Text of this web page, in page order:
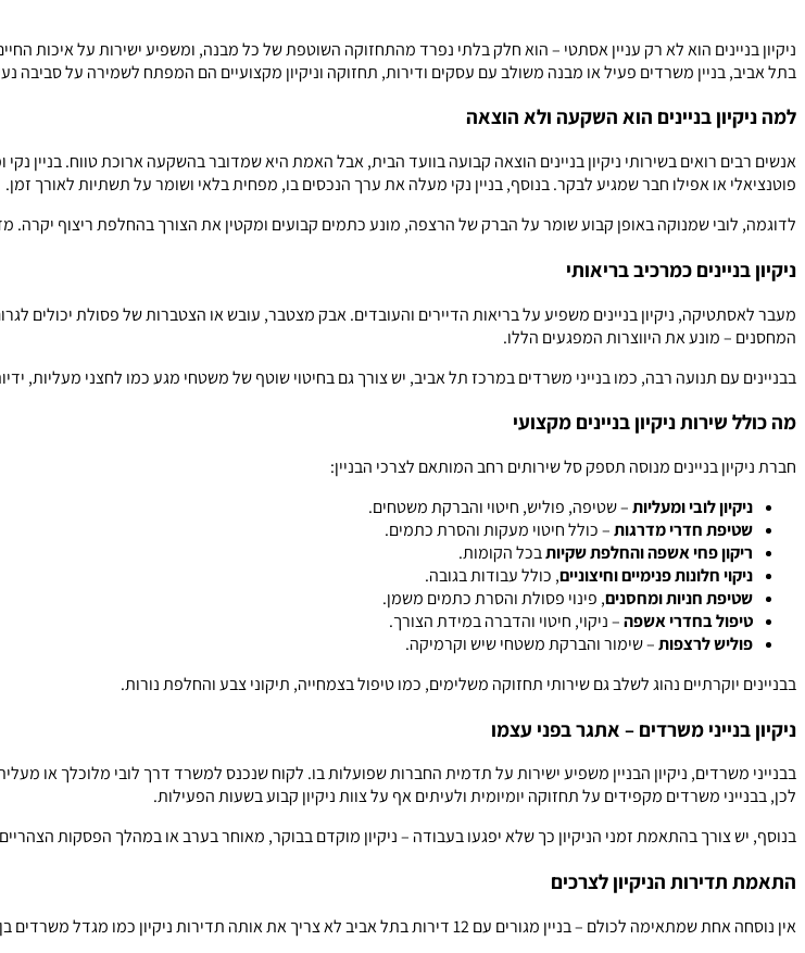
ניקיון בניינים הוא לא רק עניין אסתטי – הוא חלק בלתי נפרד מהתחזוקה השוטפת של כל מבנה, ומשפיע ישירות על איכות
בתל אביב, בניין משרדים פעיל או מבנה משולב עם עסקים ודירות, תחזוקה וניקיון מקצועיים הם המפתח לשמירה על סביבה
למה ניקיון בניינים הוא השקעה ולא הוצאה
אנשים רבים רואים בשירותי ניקיון בניינים הוצאה קבועה בוועד הבית, אבל האמת היא שמדובר בהשקעה ארוכת טווח.
פוטנציאלי או אפילו חבר שמגיע לבקר. בנוסף, בניין נקי מעלה את ערך הנכסים בו, מפחית בלאי ושומר על תשתיות לאורך זמן.
לדוגמה, לובי שמנוקה באופן קבוע שומר על הברק של הרצפה, מונע כתמים קבועים ומקטין את הצורך בהחלפת ריצוף
ניקיון בניינים כמרכיב בריאותי
מעבר לאסתטיקה, ניקיון בניינים משפיע על בריאות הדיירים והעובדים. אבק מצטבר, עובש או הצטברות של פסולת יכולים
המחסנים – מונע את היווצרות המפגעים הללו.
בבניינים עם תנועה רבה, כמו בנייני משרדים במרכז תל אביב, יש צורך גם בחיטוי שוטף של משטחי מגע כמו לחצני מעליות,
מה כולל שירות ניקיון בניינים מקצועי
חברת ניקיון בניינים מנוסה תספק סל שירותים רחב המותאם לצרכי הבניין:
ניקיון לובי ומעליות– שטיפה, פוליש, חיטוי והברקת משטחים.
שטיפת חדרי מדרגות– כולל חיטוי מעקות והסרת כתמים.
ריקון פחי אשפה והחלפת שקיותבכל הקומות.
ניקוי חלונות פנימיים וחיצוניים, כולל עבודות בגובה.
שטיפת חניות ומחסנים, פינוי פסולת והסרת כתמים משמן.
טיפול בחדרי אשפה– ניקוי, חיטוי והדברה במידת הצורך.
פוליש לרצפות– שימור והברקת משטחי שיש וקרמיקה.
בבניינים יוקרתיים נהוג לשלב גם שירותי תחזוקה משלימים, כמו טיפול בצמחייה, תיקוני צבע והחלפת נורות.
ניקיון בנייני משרדים – אתגר בפני עצמו
בבנייני משרדים, ניקיון הבניין משפיע ישירות על תדמית החברות שפועלות בו. לקוח שנכנס למשרד דרך לובי מלוכלך או
לכן, בבנייני משרדים מקפידים על תחזוקה יומיומית ולעיתים אף על צוות ניקיון קבוע בשעות הפעילות.
בנוסף, יש צורך בהתאמת זמני הניקיון כך שלא יפגעו בעבודה – ניקיון מוקדם בבוקר, מאוחר בערב או במהלך הפסקות
התאמת תדירות הניקיון לצרכים
אין נוסחה אחת שמתאימה לכולם – בניין מגורים עם 12 דירות בתל אביב לא צריך את אותה תדירות ניקיון כמו מגדל משרדים בן 30 קומות. חברת ניקיון מקצועית תבצע סקר צרכים ותציע תוכנית מותאמת: